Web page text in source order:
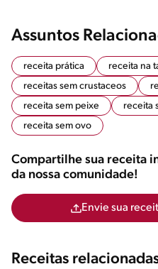
Assuntos
receita prática receita na
receitas sem crustaceos
receita sem peixe
receita
receita sem ovo
Compartilhe sua receita
da nossa comunidade!
Envie sua
Receitas